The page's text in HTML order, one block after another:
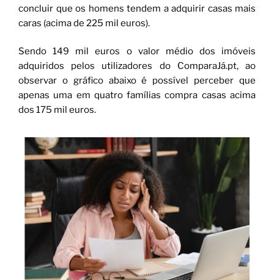
concluir que os homens tendem a adquirir casas mais
caras (acima de 225 mil euros).
Sendo 149 mil euros o valor médio dos imóveis
adquiridos pelos utilizadores do ComparaJá.pt, ao
observar o gráfico abaixo é possível perceber que
apenas uma em quatro famílias compra casas acima
dos 175 mil euros.